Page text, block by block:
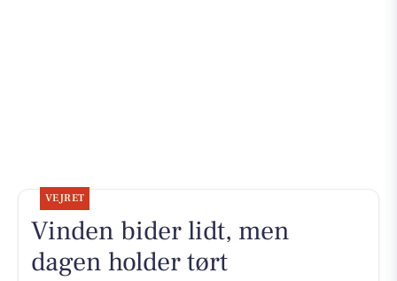
VEJRET
Vinden bider lidt, men
dagen holder tørt